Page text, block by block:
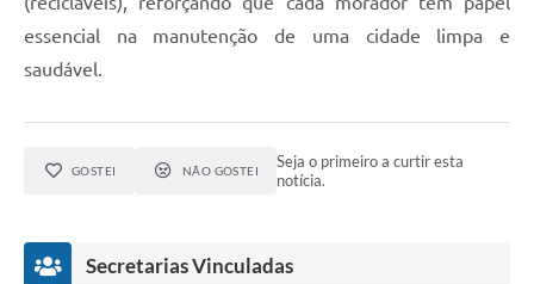
essencial na manutenção de uma cidade limpa e
saudável.
GOSTEI NÃO GOSTEI
Seja o primeiro a curtir esta
notícia.
Secretarias Vinculadas